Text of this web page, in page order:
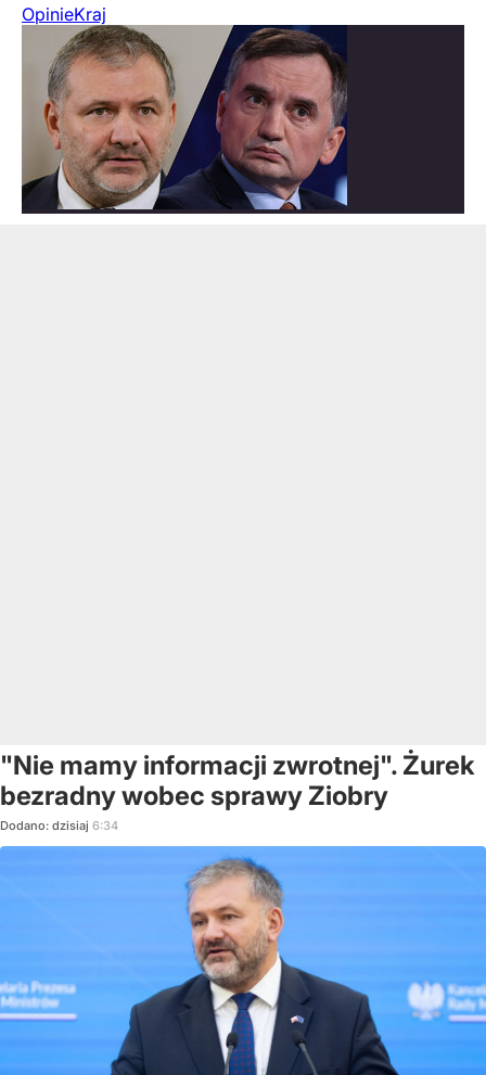
OpinieKraj
"Nie mamy informacji zwrotnej". Żurek
bezradny wobec sprawy Ziobry
Dodano: dzisiaj 6:34